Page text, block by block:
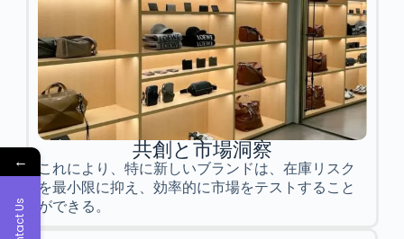
共創と市場洞察
これにより、特に新しいブランドは、在庫リスク
を最小限に抑え、効率的に市場をテストすること
ができる。
←